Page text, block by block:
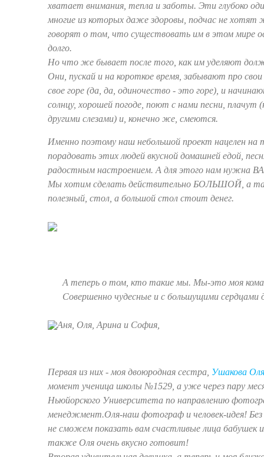
хватает внимания, тепла и заботы. Эти глубоко
многие из которых даже здоровы, подчас не хотят
говорят о том, что существовать им в этом мире
долго.
Но что же бывает после того, как им уделяют
Они, пускай и на короткое время, забывают про свои
свое горе (да, да, одиночество - это горе), и
солнцу, хорошей погоде, поют с нами песни, плачут
другими слезами) и, конечно же, смеются.
Именно поэтому наш небольшой проект нацелен
порадовать этих людей вкусной домашней едой,
радостным настроением. А для этого нам нужна
Мы хотим сделать действительно БОЛЬШОЙ, а
полезный, стол, а большой стол стоит денег.
А теперь о том, кто такие мы. Мы-это моя
Совершенно чудесные и с большущими сердцами
Первая из них - моя двоюродная сестра, Ушакова Оля
момент ученица школы №1529, а уже через пару
Ньюйорского Университета по направлению
менеджмент.Оля-наш фотограф и человек-идея!
не сможем показать вам счастливые лица бабушек
также Оля очень вкусно готовит!